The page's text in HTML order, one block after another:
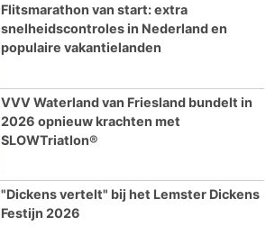
Flitsmarathon van start: extra
snelheidscontroles in Nederland en
populaire vakantielanden
VVV Waterland van Friesland bundelt in
2026 opnieuw krachten met
SLOWTriatlon®
"Dickens vertelt" bij het Lemster Dickens
Festijn 2026